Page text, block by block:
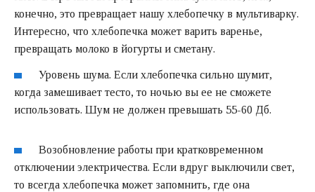
конечно, это превращает нашу хлебопечку в мультиварку.
Интересно, что хлебопечка может варить варенье,
превращать молоко в йогурты и сметану.
Уровень шума. Если хлебопечка сильно шумит,
когда замешивает тесто, то ночью вы ее не сможете
использовать. Шум не должен превышать 55-60 Дб.
Возобновление работы при кратковременном
отключении электричества. Если вдруг выключили свет,
то всегда хлебопечка может запомнить, где она